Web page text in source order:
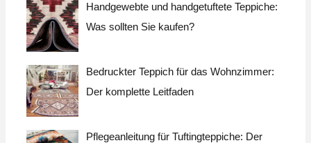
a
c
h
:
Handgewebte und handgetuftete Teppiche:
Was sollten Sie kaufen?
Bedruckter Teppich für das Wohnzimmer:
Der komplette Leitfaden
Pflegeanleitung für Tuftingteppiche: Der